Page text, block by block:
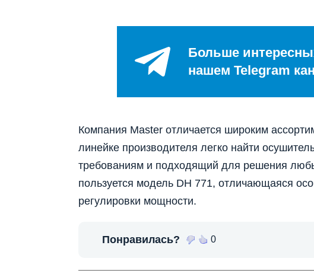
Больше
нашем Telegram
Компания Master отличается широким
линейке производителя легко найти
требованиям и подходящий для решения
пользуется модель DH 771, отличающаяся
регулировки мощности.
Понравилась? 0